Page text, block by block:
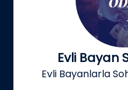
Evli Bayan
Evli Bayanlarla